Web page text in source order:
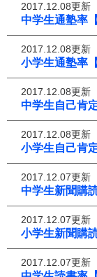
2017.12.08更新
中学生通塾率
2017.12.08更新
小学生通塾率
2017.12.08更新
中学生自己肯
2017.12.08更新
小学生自己肯
2017.12.07更新
中学生新聞購
2017.12.07更新
小学生新聞購
2017.12.07更新